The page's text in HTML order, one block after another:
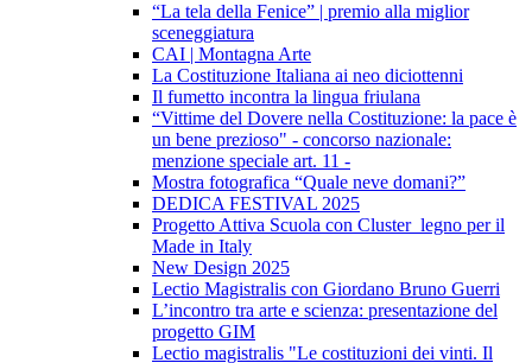
“La tela della Fenice” | premio alla miglior
sceneggiatura
CAI | Montagna Arte
La Costituzione Italiana ai neo diciottenni
Il fumetto incontra la lingua friulana
“Vittime del Dovere nella Costituzione: la pace è
un bene prezioso" - concorso nazionale:
menzione speciale art. 11 -
Mostra fotografica “Quale neve domani?”
DEDICA FESTIVAL 2025
Progetto Attiva Scuola con Cluster_legno per il
Made in Italy
New Design 2025
Lectio Magistralis con Giordano Bruno Guerri
L’incontro tra arte e scienza: presentazione del
progetto GIM
Lectio magistralis "Le costituzioni dei vinti. Il